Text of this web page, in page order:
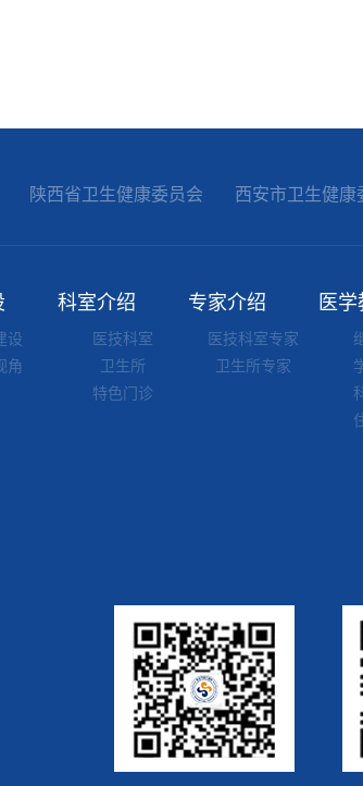
陕西省卫生健康委员会 西安市卫生健康
设
角
科室介绍
医技科室
卫生所
特色门诊
专家介绍
医技科室专家
卫生所专家
医